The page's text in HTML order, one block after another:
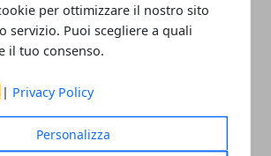
per ottimizzare il nostro sito
servizio. Puoi scegliere a quali
il tuo consenso.
| Privacy Policy
Personalizza
scelta naturale per la pelle